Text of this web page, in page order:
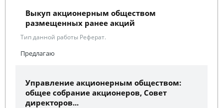
Выкуп акционерным обществом
размещенных ранее акций
Тип данной работы Реферат.
Предлагаю
Управление акционерным обществом:
общее собрание акционеров, Совет
директоров...